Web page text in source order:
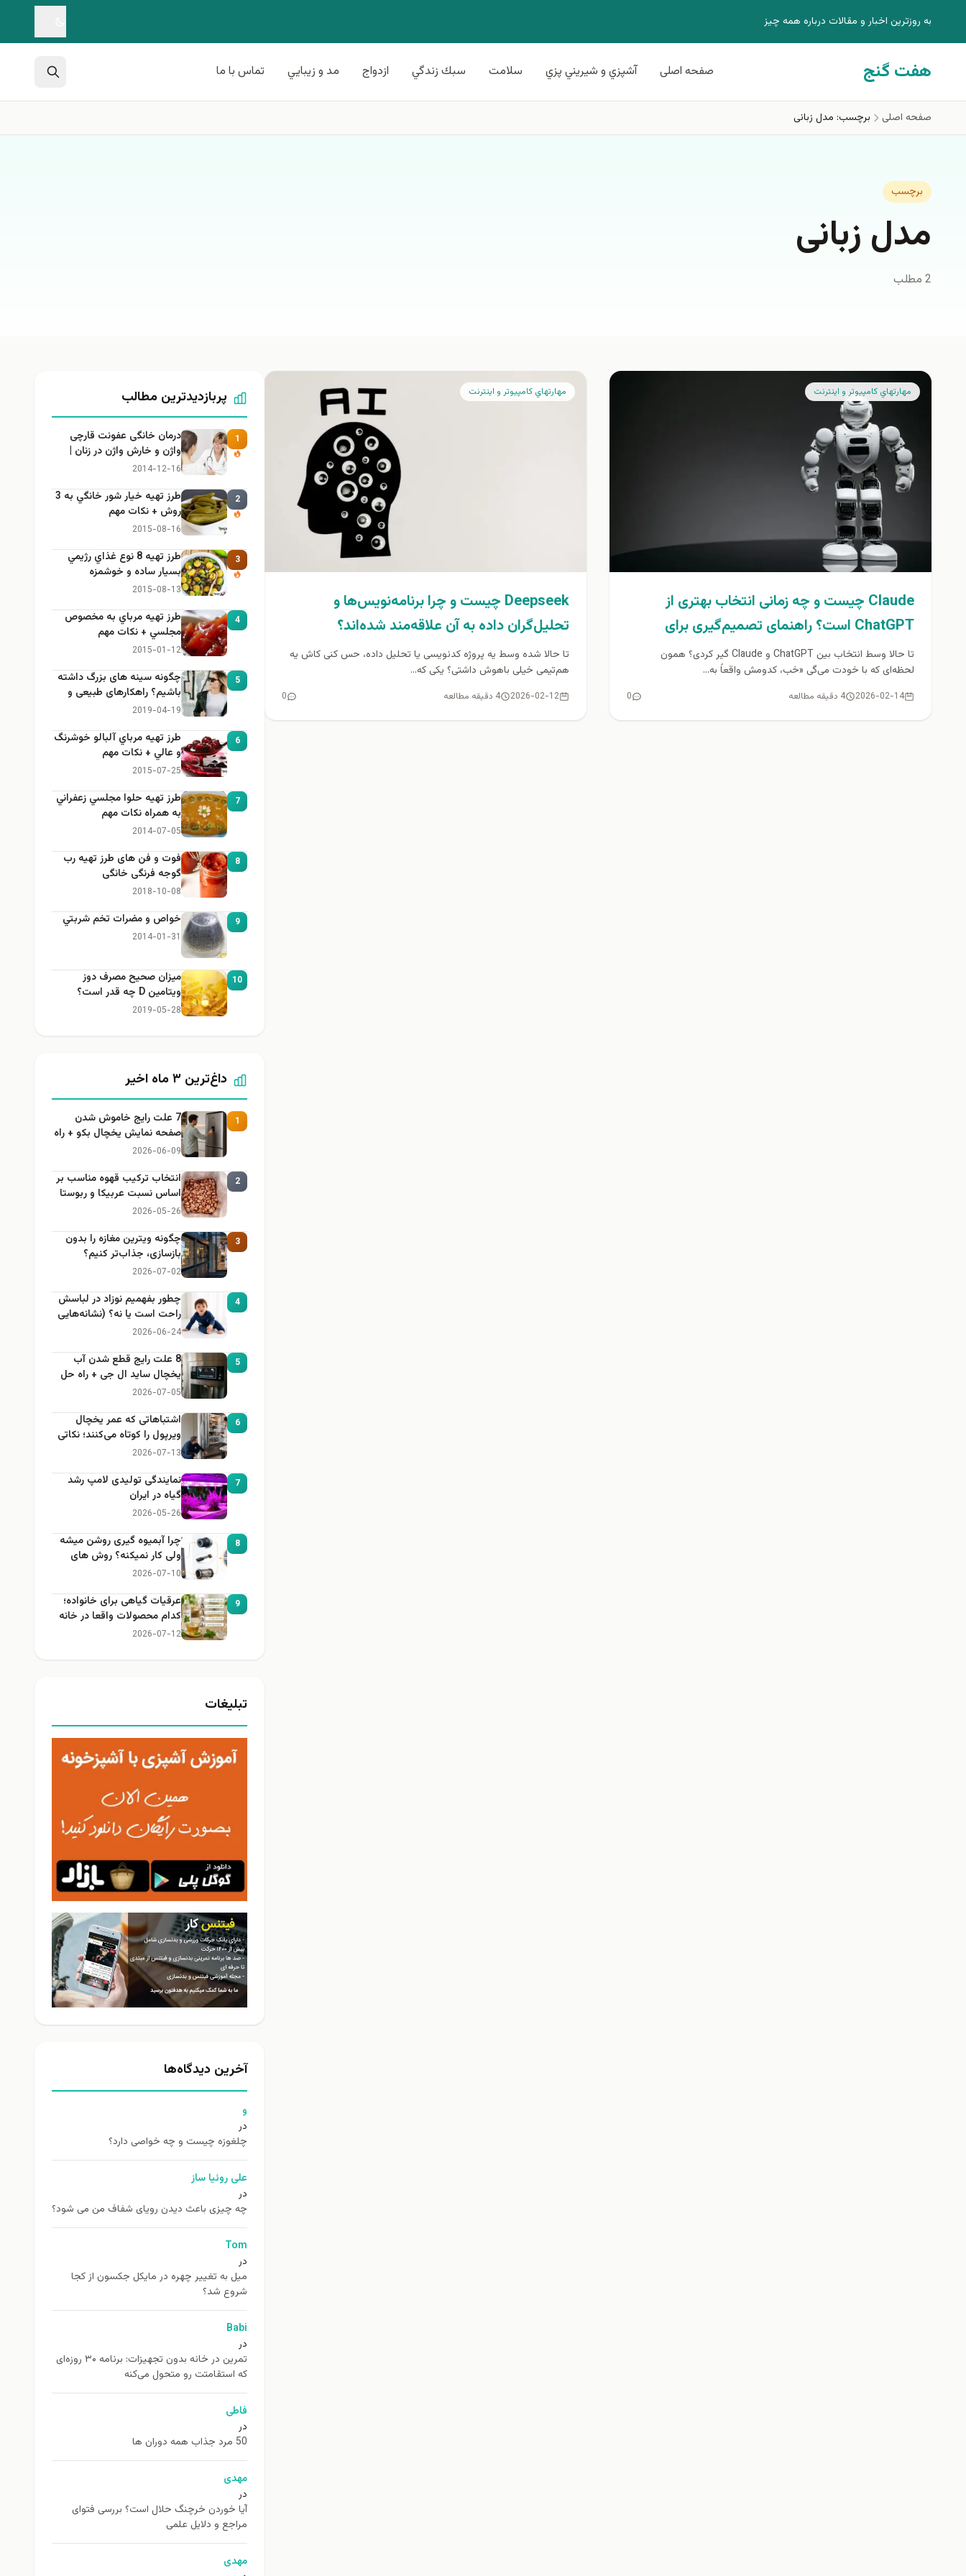
به روزترين اخبار و مقالات درباره همه چيز
هفت گنج صفحه اصلی آشپزي و شيريني پزي سلامت سبك زندگي ازدواج مد و زيبايي تماس با ما
صفحه اصلی برچسب: مدل زبانی
برچسب
مدل زبانی
2 مطلب
مهارتهاي كامپيوتر و اينترنت
Claude چیست و چه زمانی انتخاب بهتری از
ChatGPT است؟ راهنمای تصمیم‌گیری برای
کاربران حرفه‌ای
تا حالا وسط انتخاب بین ChatGPT و Claude گیر کردی؟ همون
لحظه‌ای که با خودت می‌گی «خب، کدومش واقعاً به...
2026-02-14 4 دقیقه مطالعه 0
مهارتهاي كامپيوتر و اينترنت
Deepseek چیست و چرا برنامه‌نویس‌ها و
تحلیل‌گران داده به آن علاقه‌مند شده‌اند؟
تا حالا شده وسط یه پروژه کدنویسی یا تحلیل داده، حس کنی کاش یه
هم‌تیمی خیلی باهوش داشتی؟ یکی که...
2026-02-12 4 دقیقه مطالعه 0
پربازدیدترین مطالب
1
درمان خانگی عفونت قارچی
واژن و خارش واژن در زنان |
راهنمای کامل، ایمن و کاربردی
2014-12-16
2
طرز تهيه خیار شور خانگي به 3
روش + نكات مهم
2015-08-16
3
طرز تهيه 8 نوع غذاي رژيمي
بسيار ساده و خوشمزه
2015-08-13
4
طرز تهيه مرباي به مخصوص
مجلسي + نكات مهم
2015-01-12
5
چگونه سینه های بزرگ داشته
باشیم؟ راهکارهای طبیعی و
خانگی برای بزرگ کردن سینه
2019-04-19
6
طرز تهيه مرباي آلبالو خوشرنگ
و عالي + نكات مهم
2015-07-25
7
طرز تهيه حلوا مجلسي زعفراني
به همراه نكات مهم
2014-07-05
8
فوت و فن های طرز تهیه رب
گوجه فرنگی خانگی
2018-10-08
9 خواص و مضرات تخم شربتي
2014-01-31
10
میزان صحیح مصرف دوز
ویتامین D چه قدر است؟
2019-05-28
داغ‌ترین ۳ ماه اخیر
1
7 علت رایج خاموش شدن
صفحه نمایش یخچال بکو + راه
حل
2026-06-09
2
انتخاب ترکیب قهوه مناسب بر
اساس نسبت عربیکا و ربوستا
2026-05-26
3
چگونه ویترین مغازه را بدون
بازسازی، جذاب‌تر کنیم؟
2026-07-02
4
چطور بفهمیم نوزاد در لباسش
راحت است یا نه؟ (نشانه‌هایی
که هر مادر باید بداند)
2026-06-24
5
8 علت رایج قطع شدن آب
یخچال ساید ال جی + راه حل
2026-07-05
6
اشتباهاتی که عمر یخچال
ویرپول را کوتاه می‌کنند؛ نکاتی
که باید بدانید
2026-07-13
7
نمایندگی تولیدی لامپ رشد
گیاه در ایران
2026-05-26
8
چرا آبمیوه گیری روشن میشه
ولی کار نمیکنه؟ روش های
عیب یابی
2026-07-10
9
عرقیات گیاهی برای خانواده؛
کدام محصولات واقعا در خانه
کاربرد دارند؟
2026-07-12
تبلیغات
آخرین دیدگاه‌ها
و
در
چلغوزه چیست و چه خواصی دارد؟
علی روئیا ساز
در
چه چیزی باعث دیدن رویای شفاف من می شود؟
Tom
در
ميل به تغيير چهره در مایکل جکسون از كجا
شروع شد؟
Babi
در
تمرین در خانه بدون تجهیزات: برنامه ۳۰ روزه‌ای
که استقامتت رو متحول می‌کنه
فاطی
در
50 مرد جذاب همه دوران ها
مهدی
در
آیا خوردن خرچنگ حلال است؟ بررسی فتوای
مراجع و دلایل علمی
مهدی